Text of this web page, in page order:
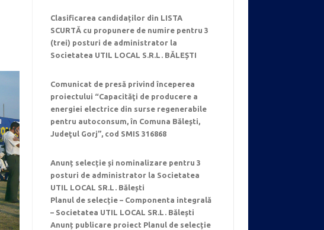
Clasificarea candidaților din LISTA
SCURTĂ cu propunere de numire pentru 3
(trei) posturi de administrator la
Societatea UTIL LOCAL S.R.L. BĂLEȘTI
Comunicat de presă privind începerea
proiectului “Capacităţi de producere a
energiei electrice din surse regenerabile
pentru autoconsum, în Comuna Băleşti,
Judeţul Gorj”, cod SMIS 316868
Anunț selecție și nominalizare pentru 3
posturi de administrator la Societatea
UTIL LOCAL SR.L. Bălești
Planul de selecție – Componenta integrală
– Societatea UTIL LOCAL SR.L. Bălești
Anunț publicare proiect Planul de selecție